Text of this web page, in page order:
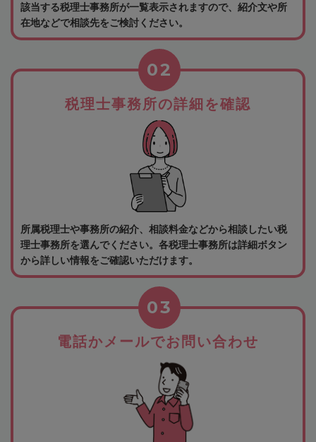
該当する税理士事務所が一覧表示されますので、紹介文や所
在地などで相談先をご検討ください。
税理士事務所の詳細を確認
02
所属税理士や事務所の紹介、相談料金などから相談したい税
理士事務所を選んでください。各税理士事務所は詳細ボタン
から詳しい情報をご確認いただけます。
電話かメールでお問い合わせ
03